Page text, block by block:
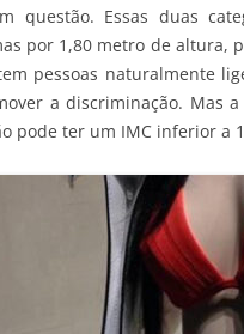
questão. Essas duas
por 1,80 metro de altura,
pessoas naturalmente
a discriminação. Mas
pode ter um IMC inferior a